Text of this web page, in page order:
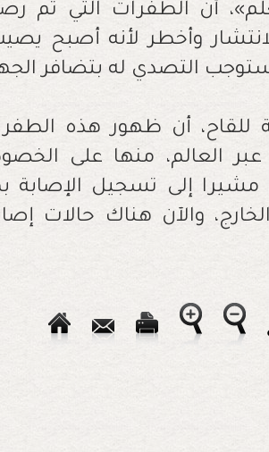
أن الطفرات التي تم
وأخطر لأنه أصبح
التصدي له بتضافر
للقاح، أن ظهور هذه
العالم، منها على
مشيرا إلى تسجيل الإصابة
والآن هناك حالات